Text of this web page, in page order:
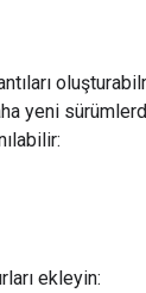
yeni
ekleyin: